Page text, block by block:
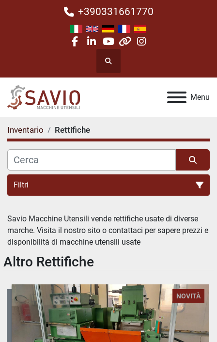
+390331661770
facebook
linkedin
youtube
otherinstagram
Cerca
Menu
Inventario Rettifiche
Filtri
Rettifiche (21)
Ordina per
Savio Macchine Utensili vende rettifiche usate di diverse
marche. Visita il nostro sito o contattaci per sapere prezzi e
disponibilità di macchine utensili usate
Altro Rettifiche
NOVITÀ